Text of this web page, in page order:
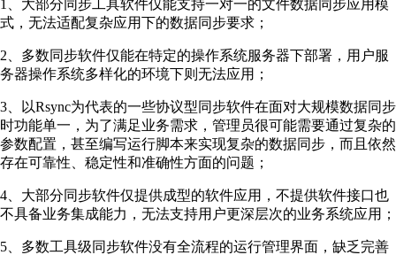
1、大部分同步工具软件仅能支持一对一的文件数据同步应用模
式，无法适配复杂应用下的数据同步要求；
2、多数同步软件仅能在特定的操作系统服务器下部署，用户服
务器操作系统多样化的环境下则无法应用；
3、以Rsync为代表的一些协议型同步软件在面对大规模数据同步
时功能单一，为了满足业务需求，管理员很可能需要通过复杂的
参数配置，甚至编写运行脚本来实现复杂的数据同步，而且依然
存在可靠性、稳定性和准确性方面的问题；
4、大部分同步软件仅提供成型的软件应用，不提供软件接口也
不具备业务集成能力，无法支持用户更深层次的业务系统应用；
5、多数工具级同步软件没有全流程的运行管理界面，缺乏完善